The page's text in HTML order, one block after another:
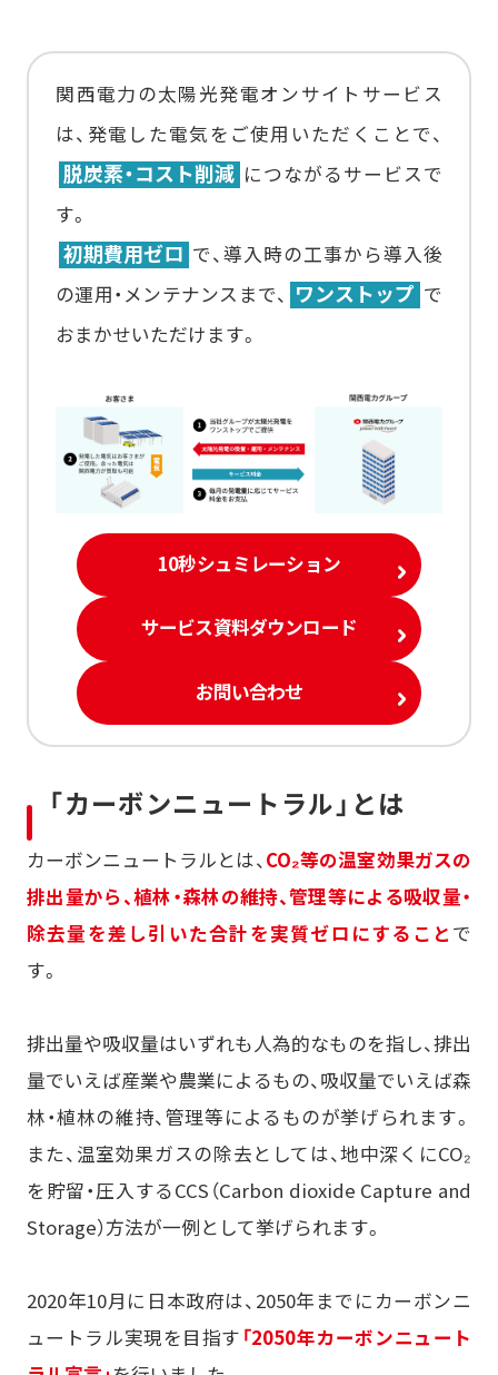
関西電力の太陽光発電オンサイトサービス
は、発電した電気をご使用いただくことで、
脱炭素・コスト削減 につながるサービスで
す。
初期費用ゼロ で、導入時の工事から導入後
の運用・メンテナンスまで、 ワンストップ で
おまかせいただけます。
10秒シュミレーション
サービス資料ダウンロード
お問い合わせ
「カーボンニュートラル」とは
カーボンニュートラルとは、CO₂等の温室効果ガスの
排出量から、植林・森林の維持、管理等による吸収量・
除去量を差し引いた合計を実質ゼロにすること で
す。
排出量や吸収量はいずれも人為的なものを指し、排出
量でいえば産業や農業によるもの、吸収量でいえば森
林・植林の維持、管理等によるものが挙げられます。
また、温室効果ガスの除去としては、地中深くにCO₂
を貯留・圧入するCCS（Carbon dioxide Capture and
Storage）方法が一例として挙げられます。
2020年10月に日本政府は、2050年までにカーボンニ
ュートラル実現を目指す 「2050年カーボンニュート